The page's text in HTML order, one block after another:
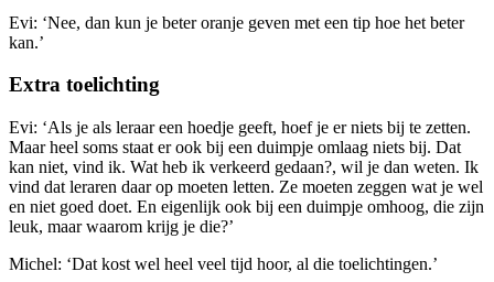
Evi: ‘Nee, dan kun je beter oranje geven met een tip hoe het beter
kan.’
Extra toelichting
Evi: ‘Als je als leraar een hoedje geeft, hoef je er niets bij te zetten.
Maar heel soms staat er ook bij een duimpje omlaag niets bij. Dat
kan niet, vind ik. Wat heb ik verkeerd gedaan?, wil je dan weten. Ik
vind dat leraren daar op moeten letten. Ze moeten zeggen wat je wel
en niet goed doet. En eigenlijk ook bij een duimpje omhoog, die zijn
leuk, maar waarom krijg je die?’
Michel: ‘Dat kost wel heel veel tijd hoor, al die toelichtingen.’